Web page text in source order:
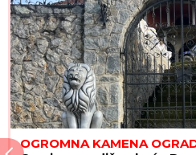
OGROMNA KAMENA